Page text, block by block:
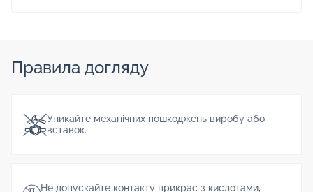
Правила догляду
Уникайте механічних пошкоджень виробу або
вставок.
Не допускайте контакту прикрас з кислотами,